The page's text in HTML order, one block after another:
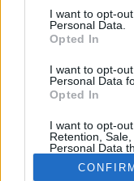
consent section.
I want to opt-
Personal Data.
Opted In
I want to opt-
Personal Data
Opted In
I want to opt-
Retention,
Personal Data
Purposes for
Opted Out
CONFIRM